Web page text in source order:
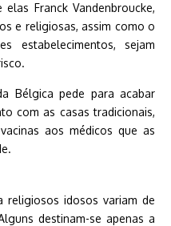
Franck Vandenbroucke,
e religiosas, assim como o
estabelecimentos, sejam
Bélgica pede para acabar
com as casas tradicionais,
aos médicos que as
religiosos idosos variam de
destinam-se apenas a